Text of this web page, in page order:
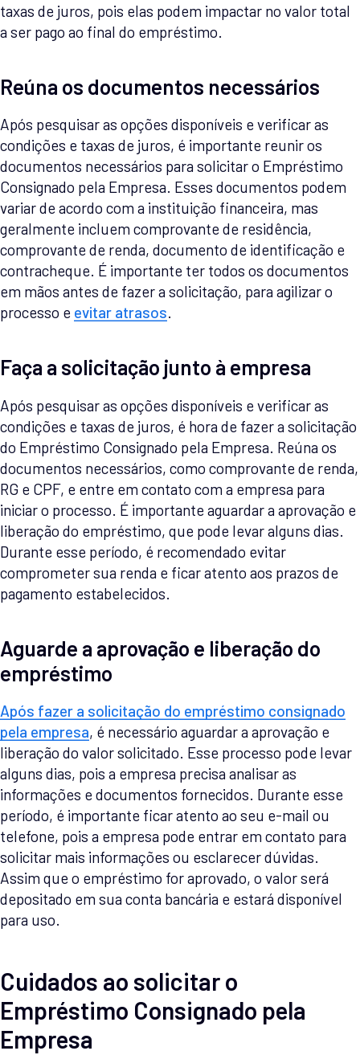
taxas de juros, pois elas podem impactar no valor total
a ser pago ao final do empréstimo.
Reúna os documentos necessários
Após pesquisar as opções disponíveis e verificar as
condições e taxas de juros, é importante reunir os
documentos necessários para solicitar o Empréstimo
Consignado pela Empresa. Esses documentos podem
variar de acordo com a instituição financeira, mas
geralmente incluem comprovante de residência,
comprovante de renda, documento de identificação e
contracheque. É importante ter todos os documentos
em mãos antes de fazer a solicitação, para agilizar o
processo e evitar atrasos.
Faça a solicitação junto à empresa
Após pesquisar as opções disponíveis e verificar as
condições e taxas de juros, é hora de fazer a solicitação
do Empréstimo Consignado pela Empresa. Reúna os
documentos necessários, como comprovante de renda,
RG e CPF, e entre em contato com a empresa para
iniciar o processo. É importante aguardar a aprovação e
liberação do empréstimo, que pode levar alguns dias.
Durante esse período, é recomendado evitar
comprometer sua renda e ficar atento aos prazos de
pagamento estabelecidos.
Aguarde a aprovação e liberação do
empréstimo
Após fazer a solicitação do empréstimo consignado
pela empresa, é necessário aguardar a aprovação e
liberação do valor solicitado. Esse processo pode levar
alguns dias, pois a empresa precisa analisar as
informações e documentos fornecidos. Durante esse
período, é importante ficar atento ao seu e-mail ou
telefone, pois a empresa pode entrar em contato para
solicitar mais informações ou esclarecer dúvidas.
Assim que o empréstimo for aprovado, o valor será
depositado em sua conta bancária e estará disponível
para uso.
Cuidados ao solicitar o
Empréstimo Consignado pela
Empresa